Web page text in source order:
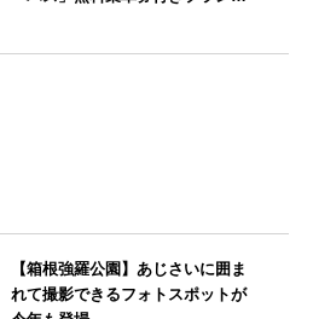
【箱根強羅公園】あじさいに囲ま
れて撮影できるフォトスポットが